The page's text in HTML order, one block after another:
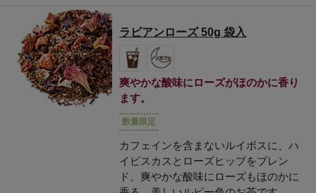
ラビアンローズ 50g 袋入
爽やかな酸味にローズがほのかに香り
ます。
数量限定
カフェインを含まないルイボスに、ハ
イビスカスとローズヒップをブレン
ド。爽やかな酸味にローズもほのかに